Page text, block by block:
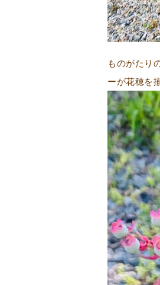
ものがたり
ーが花穂を